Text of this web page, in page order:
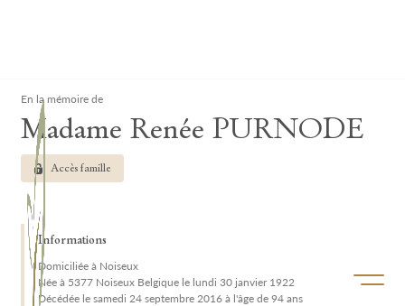
Ouvrir/
En la mémoire de
Madame Renée PURNODE
Accès famille
Informations
Domiciliée à Noiseux
Née à 5377 Noiseux Belgique le lundi 30 janvier 1922
Décédée le samedi 24 septembre 2016 à l'âge de 94 ans